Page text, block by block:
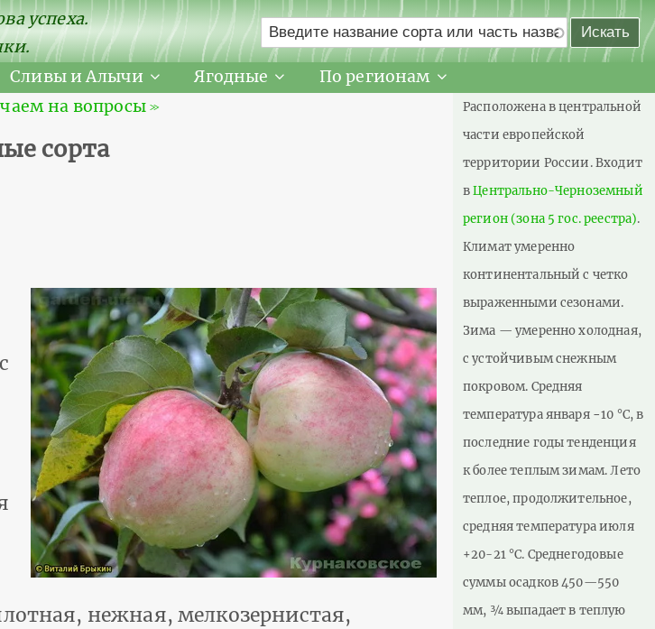
успеха.
Сливы и Алычи Ягодные
По регионам
на вопросы ≫
сорта
нежная, мелкозернистая,
Расположена в центральной
части европейской
территории России. Входит
вЦентрально-Черноземный
регион (зона 5 гос. реестра).
Климат умеренно
континентальный с четко
выраженными сезонами.
Зима — умеренно холодная,
с устойчивым снежным
покровом. Средняя
температура января −10 °C, в
последние годы тенденция
к более теплым зимам. Лето
теплое, продолжительное,
средняя температура июля
+20-21 °C. Среднегодовые
суммы осадков 450—550
мм, ¾ выпадает в теплую